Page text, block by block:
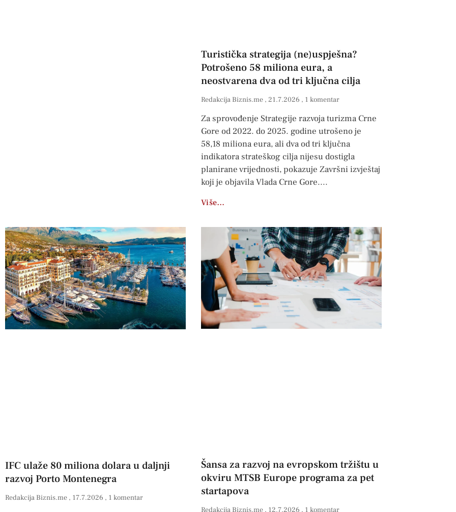
Turistička strategija (ne)uspješna?
Potrošeno 58 miliona eura, a
neostvarena dva od tri ključna cilja
Redakcija Biznis.me 21.7.2026 1 komentar
Za sprovođenje Strategije razvoja turizma Crne
Gore od 2022. do 2025. godine utrošeno je
58,18 miliona eura, ali dva od tri ključna
indikatora strateškog cilja nijesu dostigla
planirane vrijednosti, pokazuje Završni izvještaj
koji je objavila Vlada Crne Gore.
Više…
IFC ulaže 80 miliona dolara u daljnji
razvoj Porto Montenegra
Redakcija Biznis.me 17.7.2026 1 komentar
Šansa za razvoj na evropskom tržištu u
okviru MTSB Europe programa za pet
startapova
Redakcija Biznis.me 12.7.2026 1 komentar